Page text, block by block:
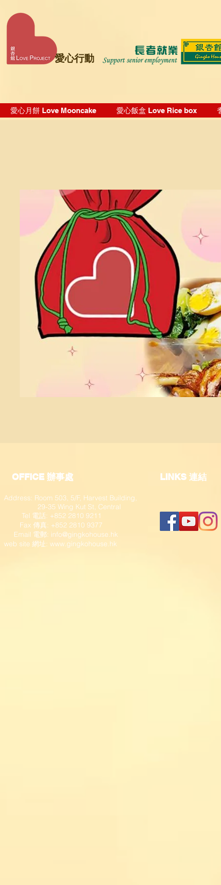
愛心行動
愛心月餅 Love Mooncake 愛心飯盒 Love Rice box
OFFICE 辦事處
Address: Room 503, 5/F, Harvest Building,
29-35 Wing Kut St, Central
Tel 電話: +852 2810 9211
Fax 傳真: +852 2810 9377
​ Email 電郵: info@gingkohouse.hk
web site 網址: www.gingkohouse.hk
​LINKS 連結